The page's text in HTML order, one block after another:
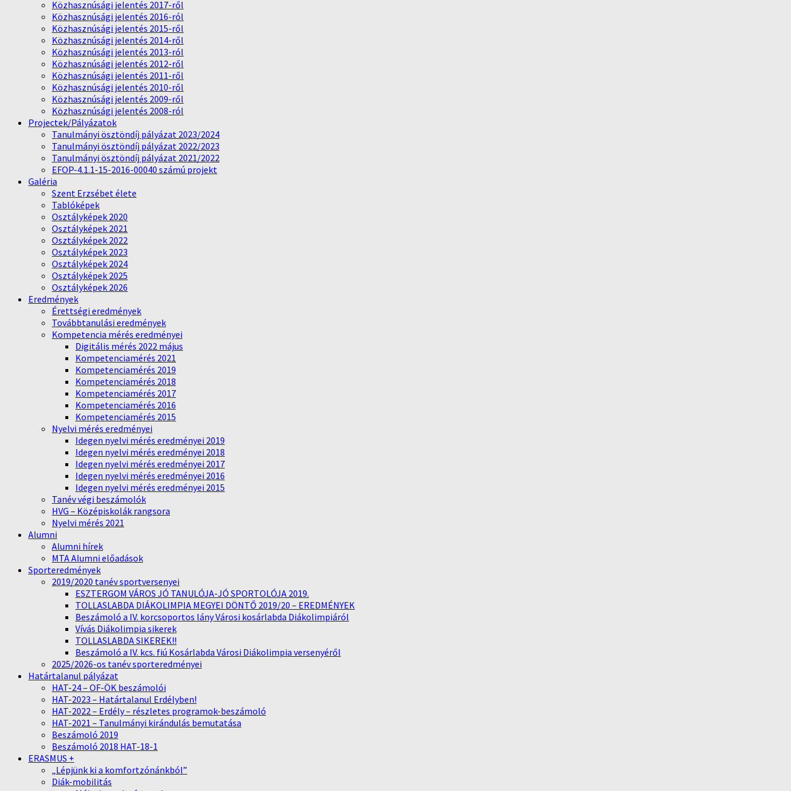
Közhasznúsági jelentés 2017-ről
Közhasznúsági jelentés 2016-ról
Közhasznúsági jelentés 2015-ről
Közhasznúsági jelentés 2014-ről
Közhasznúsági jelentés 2013-ról
Közhasznúsági jelentés 2012-ről
Közhasznúsági jelentés 2011-ről
Közhasznúsági jelentés 2010-ről
Közhasznúsági jelentés 2009-ről
Közhasznúsági jelentés 2008-ról
Projectek/Pályázatok
Tanulmányi ösztöndíj pályázat 2023/2024
Tanulmányi ösztöndíj pályázat 2022/2023
Tanulmányi ösztöndíj pályázat 2021/2022
EFOP-4.1.1-15-2016-00040 számú projekt
Galéria
Szent Erzsébet élete
Tablóképek
Osztályképek 2020
Osztályképek 2021
Osztályképek 2022
Osztályképek 2023
Osztályképek 2024
Osztályképek 2025
Osztályképek 2026
Eredmények
Érettségi eredmények
Továbbtanulási eredmények
Kompetencia mérés eredményei
Digitális mérés 2022 május
Kompetenciamérés 2021
Kompetenciamérés 2019
Kompetenciamérés 2018
Kompetenciamérés 2017
Kompetenciamérés 2016
Kompetenciamérés 2015
Nyelvi mérés eredményei
Idegen nyelvi mérés eredményei 2019
Idegen nyelvi mérés eredményei 2018
Idegen nyelvi mérés eredményei 2017
Idegen nyelvi mérés eredményei 2016
Idegen nyelvi mérés eredményei 2015
Tanév végi beszámolók
HVG – Középiskolák rangsora
Nyelvi mérés 2021
Alumni
Alumni hírek
MTA Alumni előadások
Sporteredmények
2019/2020 tanév sportversenyei
ESZTERGOM VÁROS JÓ TANULÓJA-JÓ SPORTOLÓJA 2019.
TOLLASLABDA DIÁKOLIMPIA MEGYEI DÖNTŐ 2019/20 – EREDMÉNYEK
Beszámoló a IV. korcsoportos lány Városi kosárlabda Diákolimpiáról
Vívás Diákolimpia sikerek
TOLLASLABDA SIKEREK!!
Beszámoló a IV. kcs. fiú Kosárlabda Városi Diákolimpia versenyéről
2025/2026-os tanév sporteredményei
Határtalanul pályázat
HAT-24 – OF-ÖK beszámolói
HAT-2023 – Határtalanul Erdélyben!
HAT-2022 – Erdély – részletes programok-beszámoló
HAT-2021 – Tanulmányi kirándulás bemutatása
Beszámoló 2019
Beszámoló 2018 HAT-18-1
ERASMUS +
„Lépjünk ki a komfortzónánkból”
Diák-mobilitás